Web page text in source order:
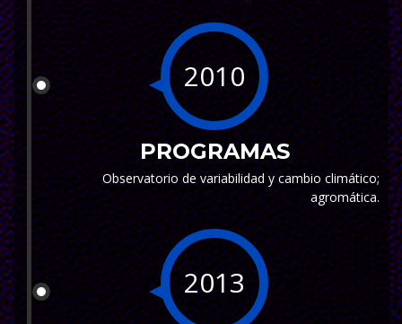
2010
PROGRAMAS
Observatorio de variabilidad y cambio climático;
agromática.
2013